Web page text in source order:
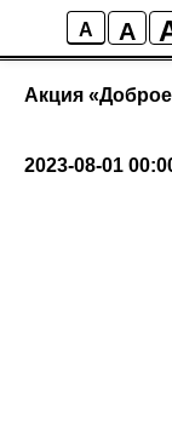
A A
Акция
2023-08-01